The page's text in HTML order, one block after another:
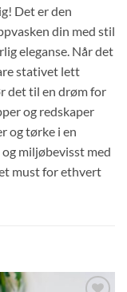
Det er den
din med stil
eleganse. Når det
stativet lett
det til en drøm for
og redskaper
og tørke i en
miljøbevisst med
must for ethvert